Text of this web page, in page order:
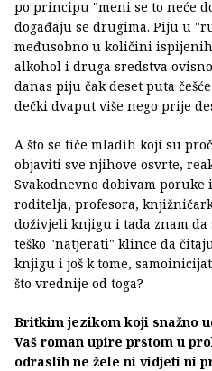
po principu "meni se to neće
događaju se drugima. Piju u
međusobno u količini
alkohol i druga sredstva
danas piju čak deset puta
dečki dvaput više nego prije
A što se tiče mladih koji su
objaviti sve njihove osvrte,
Svakodnevno dobivam
roditelja, profesora,
doživjeli knjigu i tada znam da
teško "natjerati" klince da
knjigu i još k tome,
što vrednije od toga?
Britkim jezikom koji snažno
Vaš roman upire prstom u
odraslih ne žele ni vidjeti ni